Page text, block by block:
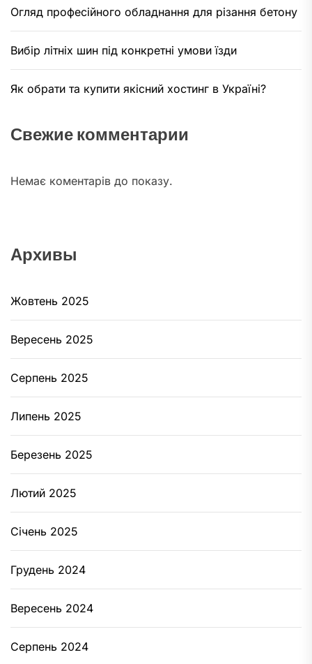
Огляд професійного обладнання для різання бетону
Вибір літніх шин під конкретні умови їзди
Як обрати та купити якісний хостинг в Україні?
Свежие комментарии
Немає коментарів до показу.
Архивы
Жовтень 2025
Вересень 2025
Серпень 2025
Липень 2025
Березень 2025
Лютий 2025
Січень 2025
Грудень 2024
Вересень 2024
Серпень 2024